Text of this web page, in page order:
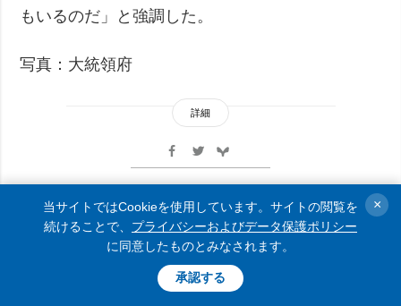
もいるのだ」と強調した。
写真：大統領府
詳細
ニュースをもっと見る
トップニュース
当サイトではCookieを使用しています。サイトの閲覧を
続けることで、 プライバシーおよびデータ保護ポリシー
に同意したものとみなされます。
承認する
×